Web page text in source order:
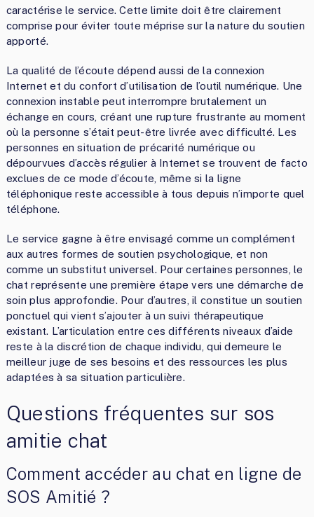
caractérise le service. Cette limite doit être clairement
comprise pour éviter toute méprise sur la nature du soutien
apporté.
La qualité de l’écoute dépend aussi de la connexion
Internet et du confort d’utilisation de l’outil numérique. Une
connexion instable peut interrompre brutalement un
échange en cours, créant une rupture frustrante au moment
où la personne s’était peut-être livrée avec difficulté. Les
personnes en situation de précarité numérique ou
dépourvues d’accès régulier à Internet se trouvent de facto
exclues de ce mode d’écoute, même si la ligne
téléphonique reste accessible à tous depuis n’importe quel
téléphone.
Le service gagne à être envisagé comme un complément
aux autres formes de soutien psychologique, et non
comme un substitut universel. Pour certaines personnes, le
chat représente une première étape vers une démarche de
soin plus approfondie. Pour d’autres, il constitue un soutien
ponctuel qui vient s’ajouter à un suivi thérapeutique
existant. L’articulation entre ces différents niveaux d’aide
reste à la discrétion de chaque individu, qui demeure le
meilleur juge de ses besoins et des ressources les plus
adaptées à sa situation particulière.
Questions fréquentes sur sos
amitie chat
Comment accéder au chat en ligne de
SOS Amitié ?